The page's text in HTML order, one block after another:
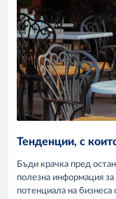
Тенденции, с
Бъди крачка пред
полезна информация
потенциала на